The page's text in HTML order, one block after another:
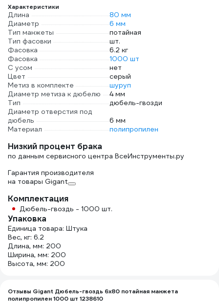
Характеристики
Длина
80 мм
Диаметр
6 мм
Тип манжеты
потайная
Тип фасовки
шт.
Фасовка
6.2 кг
Фасовка
1000 шт
С усом
нет
Цвет
серый
Метиз в комплекте
шуруп
Диаметр метиза к дюбелю
4 мм
Тип
дюбель-гвозди
Диаметр отверстия под
дюбель
6 мм
Материал
полипропилен
Низкий процент брака
по данным сервисного центра ВсеИнструменты.ру
Гарантия производителя
на товары Gigant
Комплектация
Дюбель-гвоздь - 1000 шт.
Упаковка
Единица товара: Штука
Вес, кг: 6.2
Длина, мм: 200
Ширина, мм: 200
Высота, мм: 200
Отзывы Gigant Дюбель-гвоздь 6x80 потайная манжета
полипропилен 1000 шт 1238610